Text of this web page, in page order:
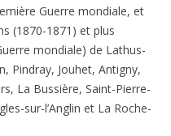
Guerre mondiale, et
(1870-1871) et plus
mondiale) de Lathus-
Pindray, Jouhet, Antigny,
La Bussière, Saint-Pierre-
sur-l’Anglin et La Roche-